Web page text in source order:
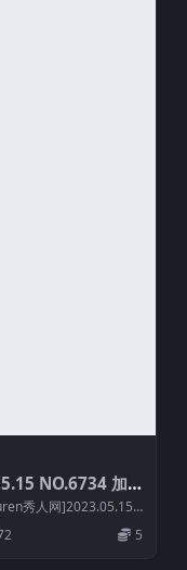
NO.6734 加
秀人网]2023.05.15
5